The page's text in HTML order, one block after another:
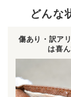
どんな
傷あり・訳ア
は喜